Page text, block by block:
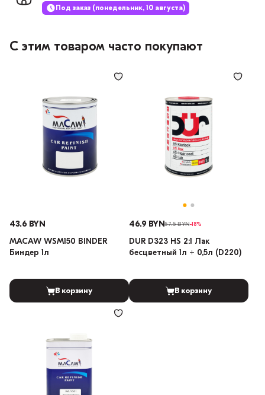
Под заказ (понедельник, 10 августа)
С этим товаром часто покупают
43.6 BYN
MACAW WSM150 BINDER
Биндер 1л
В корзину
46.9 BYN57.5 BYN-18%
DUR D323 HS 2:1 Лак
бесцветный 1л + 0,5л (D220)
В корзину